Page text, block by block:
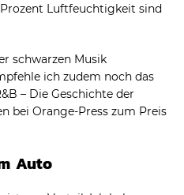
Luftfeuchtigkeit sind
schwarzen Musik
ich zudem noch das
– Die Geschichte der
bei Orange-Press zum Preis
Auto